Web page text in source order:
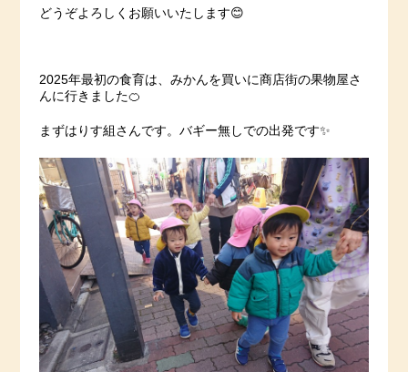
どうぞよろしくお願いいたします😊
2025年最初の食育は、みかんを買いに商店街の果物屋さ
んに行きました🍊
まずはりす組さんです。バギー無しでの出発です✨